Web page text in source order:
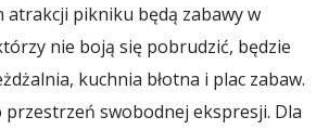
atrakcji pikniku będą zabawy w
nie boją się pobrudzić, będzie
kuchnia błotna i plac zabaw.
przestrzeń swobodnej ekspresji. Dla